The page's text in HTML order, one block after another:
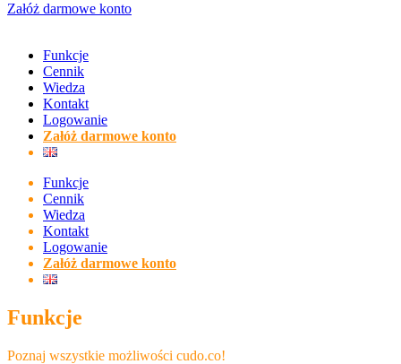
Załóż darmowe konto
Funkcje
Cennik
Wiedza
Kontakt
Logowanie
Załóż darmowe konto
Funkcje
Cennik
Wiedza
Kontakt
Logowanie
Załóż darmowe konto
Funkcje
Poznaj wszystkie możliwości cudo.co!